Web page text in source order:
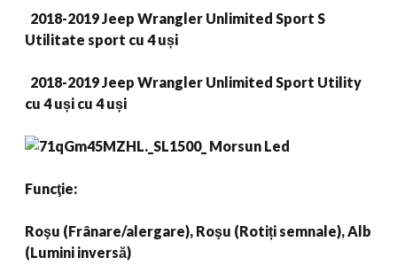
2018-2019 Jeep Wrangler Unlimited Sport S
Utilitate sport cu 4 uși
2018-2019 Jeep Wrangler Unlimited Sport Utility
cu 4 uși cu 4 uși
Funcţie:
Roşu (Frânare/alergare), Roşu (Rotiți semnale), Alb
(Lumini inversă)